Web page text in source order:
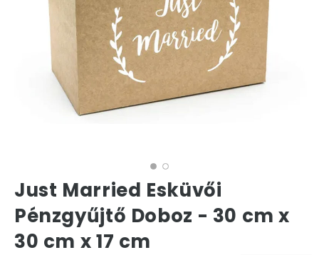
Just Married Esküvői
Pénzgyűjtő Doboz - 30 cm x
30 cm x 17 cm